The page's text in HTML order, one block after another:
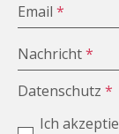
Email*
Nachricht*
Datenschutz*
Ich